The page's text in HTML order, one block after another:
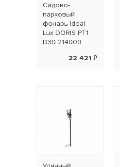
Садово-
парковый
фонарь Ideal
Lux DORIS PT1
D30 214009
22 421 ₽